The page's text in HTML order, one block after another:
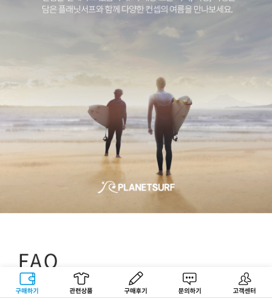
구매하기 관련상품 상품후기 문의하기 고객센터